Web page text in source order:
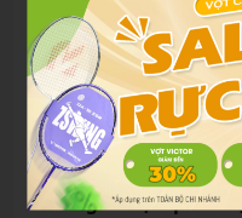
vợt cứng như Astrox 99
Theo lối chơi: Tấn công
chọn head-light. Hãy
phù hợp.
Thông số vợt quan